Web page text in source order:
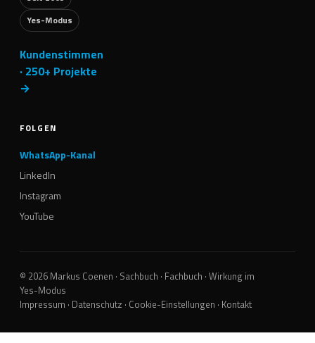
Yes-Modus
Kundenstimmen
· 250+ Projekte
→
FOLGEN
WhatsApp-Kanal
LinkedIn
Instagram
YouTube
© 2026 Markus Coenen · Sachbuch · Fachbuch · Wirkung im
Yes-Modus
Impressum · Datenschutz · Cookie-Einstellungen · Kontakt